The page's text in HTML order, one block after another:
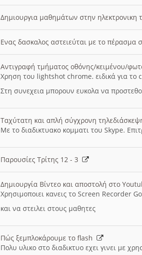
Δημιουργια μαθημάτων στην
Ενας δασκαλος αστειεύται με το
Αντιγραφή τμήματος οθόνης/κειμένου/
Χρηση του lightshot chrome. ειδικά για το
Στη συνεχεια μπορουν ευκολα να
Ταχύτατη και απλή σύγχρονη
Με το διαδικτυακο κομματι του Skype.
Παρουσίες Τρίτης 12 - 3
Δημιουργία Βίντεο και αποστολή στο
Χρησιμοποιει κανεις το Screen Recorder
και να στειλει στους μαθητες
Πώς ξεμπλοκάρουμε το flash
Πολυ υλικο στο διαδικτυο εχει γινει με